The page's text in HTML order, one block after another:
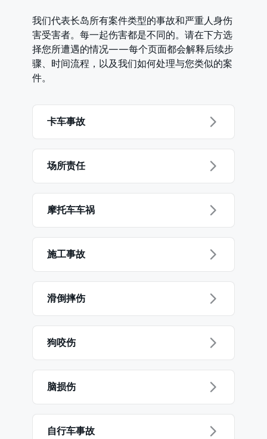
我们代表长岛所有案件类型的事故和严重人身伤
害受害者。每一起伤害都是不同的。请在下方选
择您所遭遇的情况——每个页面都会解释后续步
骤、时间流程，以及我们如何处理与您类似的案
件。
卡车事故
场所责任
摩托车车祸
施工事故
滑倒摔伤
狗咬伤
脑损伤
自行车事故